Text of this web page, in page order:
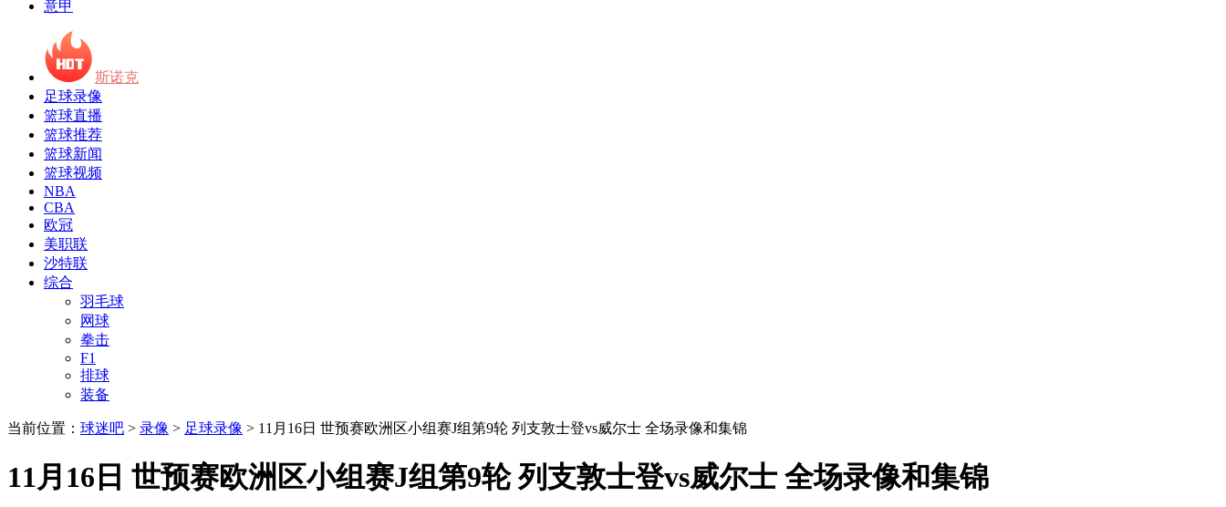
意甲
斯诺克
足球录像
篮球直播
篮球推荐
篮球新闻
篮球视频
NBA
CBA
欧冠
美职联
沙特联
综合
羽毛球
网球
拳击
F1
排球
装备
当前位置： 球迷吧 > 录像 > 足球录像 > 11月16日 世预赛欧洲区小组赛J组第9轮 列支敦士登vs威尔士 全场录像和集锦
11月16日 世预赛欧洲区小组赛J组第9轮 列支敦士登vs威尔士 全场录像和集锦